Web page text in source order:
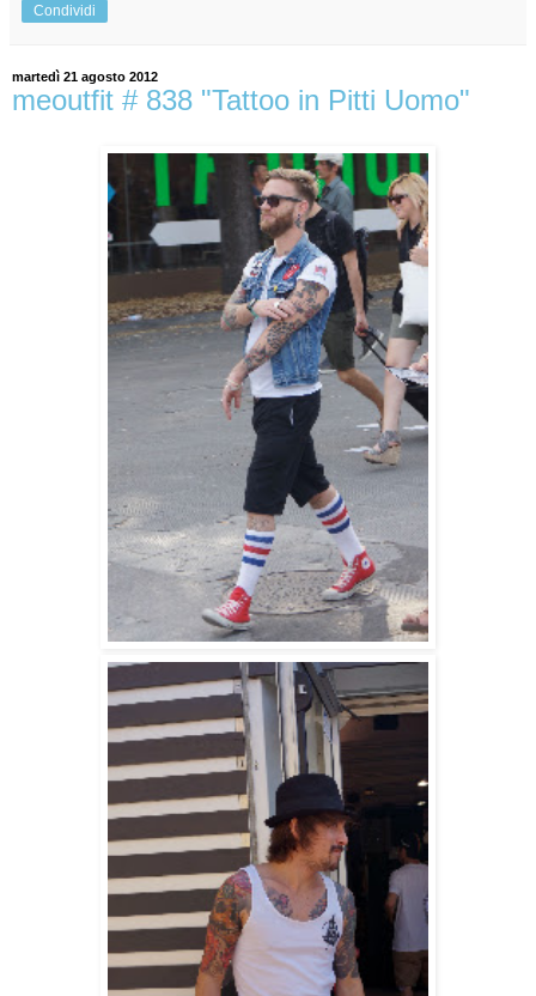
Condividi
martedì 21 agosto 2012
meoutfit # 838 "Tattoo in Pitti Uomo"